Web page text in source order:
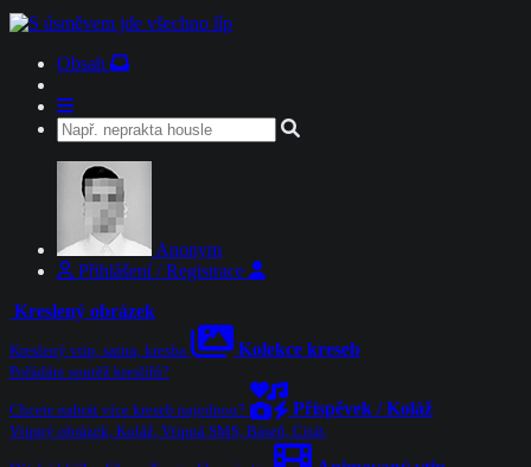
Obsah
Anonym
Přihlášení / Registrace
Kreslený obrázek
Kreslený vtip, satira, kresba Kolekce kreseb
Pořádáte soutěž kreslířů?
Chcete nahrát více kreseb najednou? Příspěvek / Koláž
Vtipný obrázek, Koláž, Vtipná SMS, Báseň, Citát,